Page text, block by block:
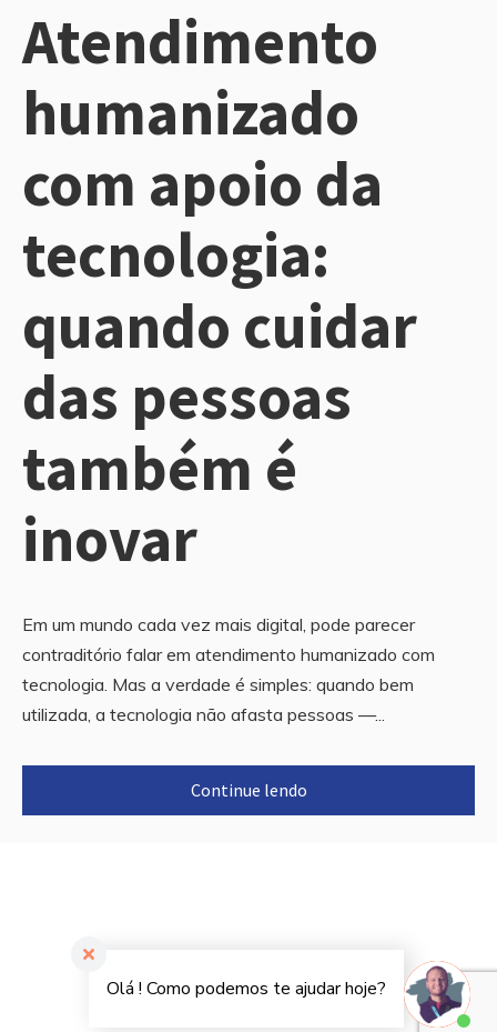
Atendimento
humanizado
com apoio da
tecnologia:
quando cuidar
das pessoas
também é
inovar
Em um mundo cada vez mais digital, pode parecer
contraditório falar em atendimento humanizado com
tecnologia. Mas a verdade é simples: quando bem
utilizada, a tecnologia não afasta pessoas —...
Continue lendo